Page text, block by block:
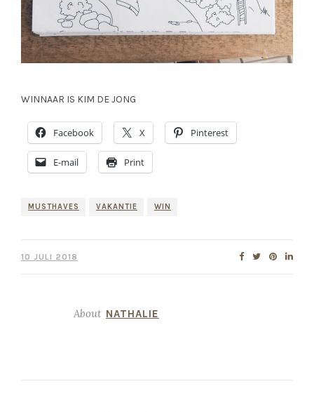
WINNAAR IS KIM DE JONG
Facebook X Pinterest
E-mail Print
MUSTHAVES VAKANTIE WIN
10 JULI 2018
About NATHALIE